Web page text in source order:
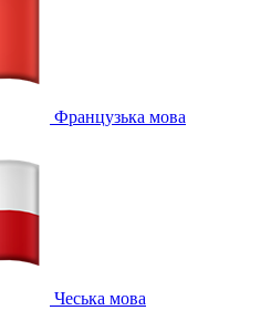
Французька мова
Чеська мова